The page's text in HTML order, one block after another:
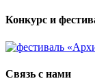
Конкурс и
Связь с нами